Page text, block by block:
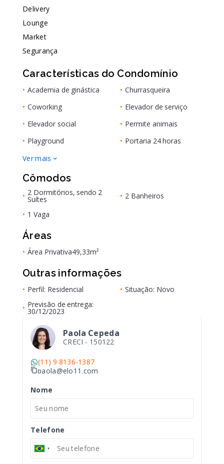
Delivery
Lounge
Market
Segurança
Características do Condomínio
• Academia de ginástica • Churrasqueira
• Coworking • Elevador de serviço
• Elevador social • Permite animais
• Playground • Portaria 24 horas
Ver mais
Cômodos
• 2 Dormitórios, sendo 2
Suítes • 2 Banheiros
• 1 Vaga
Áreas
• Área Privativa49,33m²
Outras informações
• Perfil: Residencial • Situação: Novo
• Previsão de entrega:
30/12/2023
Paola Cepeda
CRECI - 150122
(11) 9 8136-1387
paola@elo11.com
Nome
Telefone